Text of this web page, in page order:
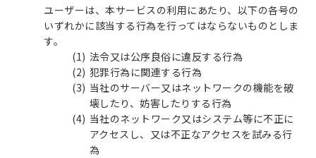
ユーザーは、本サービスの利用にあたり、以下の各号の
いずれかに該当する行為を行ってはならないものとしま
す。
法令又は公序良俗に違反する行為
犯罪行為に関連する行為
当社のサーバー又はネットワークの機能を破
壊したり、妨害したりする行為
当社のネットワーク又はシステム等に不正に
アクセスし、又は不正なアクセスを試みる行
為